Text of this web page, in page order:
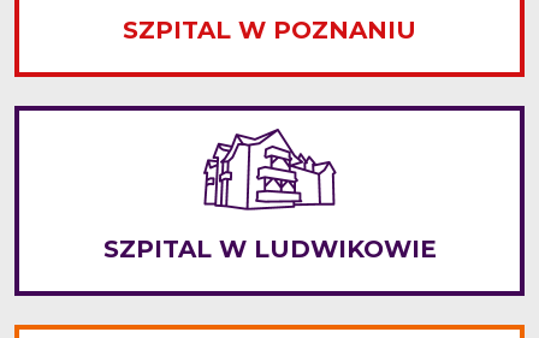
SZPITAL W POZNANIU
SZPITAL W LUDWIKOWIE